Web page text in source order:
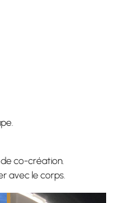
de co-création.
avec le corps.